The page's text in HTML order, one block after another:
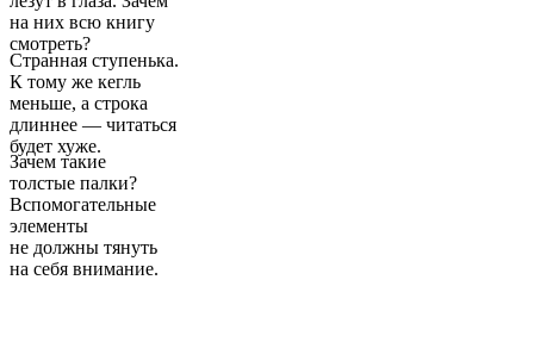
на них всю книгу
смотреть?
Странная ступенька.
К тому же кегль
меньше, а строка
длиннее — читаться
будет хуже.
Зачем такие
толстые палки?
Вспомогательные
элементы
не должны тянуть
на себя внимание.